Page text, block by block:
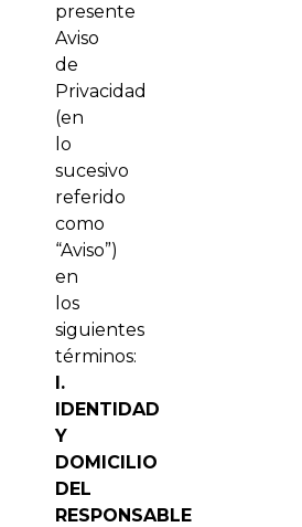
presente
Aviso
de
Privacidad
(en
lo
sucesivo
referido
como
“Aviso”)
en
los
siguientes
términos:
I.
IDENTIDAD
Y
DOMICILIO
DEL
RESPONSABLE